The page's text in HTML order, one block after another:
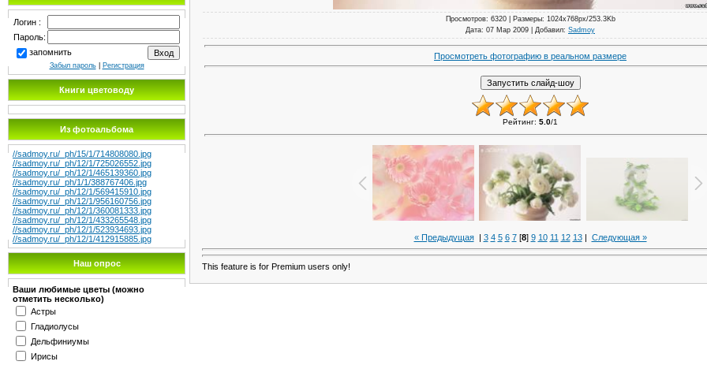
Логин :
Пароль:
запомнить
Забыл пароль| Регистрация
Книги цветоводу
Из фотоальбома
//sadmoy.ru/_ph/15/1/714808080.jpg
//sadmoy.ru/_ph/12/1/725026552.jpg
//sadmoy.ru/_ph/12/1/465139360.jpg
//sadmoy.ru/_ph/1/1/388767406.jpg
//sadmoy.ru/_ph/12/1/569415910.jpg
//sadmoy.ru/_ph/12/1/956160756.jpg
//sadmoy.ru/_ph/12/1/360081333.jpg
//sadmoy.ru/_ph/12/1/433265548.jpg
//sadmoy.ru/_ph/12/1/523934693.jpg
//sadmoy.ru/_ph/12/1/412915885.jpg
Наш опрос
Ваши любимые цветы (можно
отметить несколько)
Астры
Гладиолусы
Дельфиниумы
Ирисы
Просмотров: 6320 | Размеры: 1024x768px/253.3Kb
Дата: 07 Мар 2009 | Добавил: Sadmoy
Просмотреть фотографию в реальном размере
Рейтинг: 5.0/1
« Предыдущая| 3 4 5 6 7[8] 9 10 11 12 13| Следующая »
This feature is for Premium users only!